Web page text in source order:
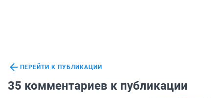
ПЕРЕЙТИ К ПУБЛИКАЦИИ
35 комментариев к публикации